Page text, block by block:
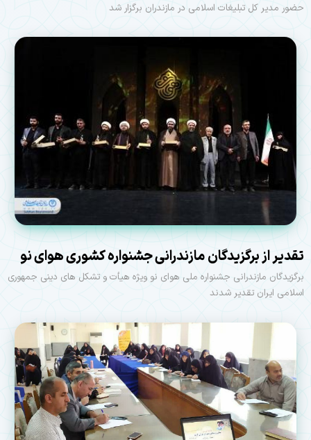
حضور مدیر کل تبلیغات اسلامی در مازندران برگزار شد
تقدیر از برگزیدگان مازندرانی جشنواره کشوری هوای نو
برگزیدگان مازندرانی جشنواره ملی هوای نو ویژه هیأت و تشکل های دینی جمهوری
اسلامی ایران تقدیر شدند